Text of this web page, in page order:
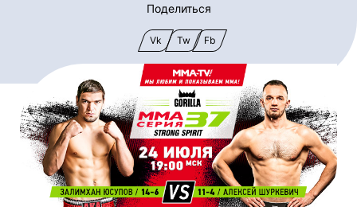
Поделиться
Vk Tw Fb